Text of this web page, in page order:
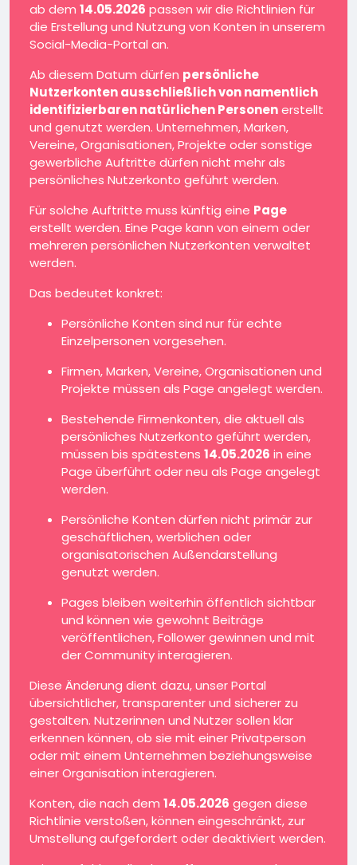
ab dem 14.05.2026 passen wir die Richtlinien für
die Erstellung und Nutzung von Konten in unserem
Social-Media-Portal an.
Ab diesem Datum dürfen persönliche
Nutzerkonten ausschließlich von namentlich
identifizierbaren natürlichen Personenerstellt
und genutzt werden. Unternehmen, Marken,
Vereine, Organisationen, Projekte oder sonstige
gewerbliche Auftritte dürfen nicht mehr als
persönliches Nutzerkonto geführt werden.
Für solche Auftritte muss künftig eine Page
erstellt werden. Eine Page kann von einem oder
mehreren persönlichen Nutzerkonten verwaltet
werden.
Das bedeutet konkret:
Persönliche Konten sind nur für echte
Einzelpersonen vorgesehen.
Firmen, Marken, Vereine, Organisationen und
Projekte müssen als Page angelegt werden.
Bestehende Firmenkonten, die aktuell als
persönliches Nutzerkonto geführt werden,
müssen bis spätestens 14.05.2026 in eine
Page überführt oder neu als Page angelegt
werden.
Persönliche Konten dürfen nicht primär zur
geschäftlichen, werblichen oder
organisatorischen Außendarstellung
genutzt werden.
Pages bleiben weiterhin öffentlich sichtbar
und können wie gewohnt Beiträge
veröffentlichen, Follower gewinnen und mit
der Community interagieren.
Diese Änderung dient dazu, unser Portal
übersichtlicher, transparenter und sicherer zu
gestalten. Nutzerinnen und Nutzer sollen klar
erkennen können, ob sie mit einer Privatperson
oder mit einem Unternehmen beziehungsweise
einer Organisation interagieren.
Konten, die nach dem 14.05.2026 gegen diese
Richtlinie verstoßen, können eingeschränkt, zur
Umstellung aufgefordert oder deaktiviert werden.